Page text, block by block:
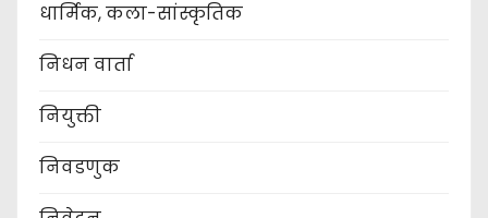
धार्मिक, कला-सांस्कृतिक
निधन वार्ता
नियुक्ती
निवडणुक